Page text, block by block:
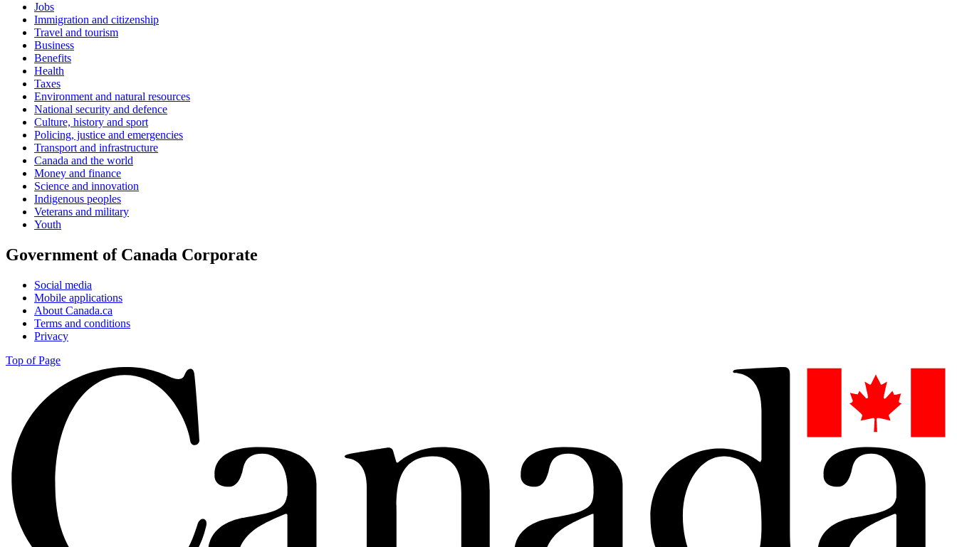
Jobs
Immigration and citizenship
Travel and tourism
Business
Benefits
Health
Taxes
Environment and natural resources
National security and defence
Culture, history and sport
Policing, justice and emergencies
Transport and infrastructure
Canada and the world
Money and finance
Science and innovation
Indigenous peoples
Veterans and military
Youth
Government of Canada Corporate
Social media
Mobile applications
About Canada.ca
Terms and conditions
Privacy
Top of Page